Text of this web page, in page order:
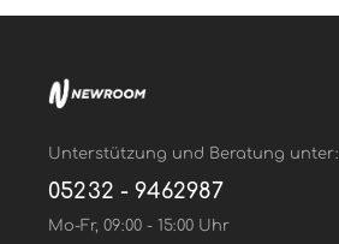
Unterstützung und Beratung unter:
05232 - 9462987
Mo-Fr, 09:00 - 15:00 Uhr